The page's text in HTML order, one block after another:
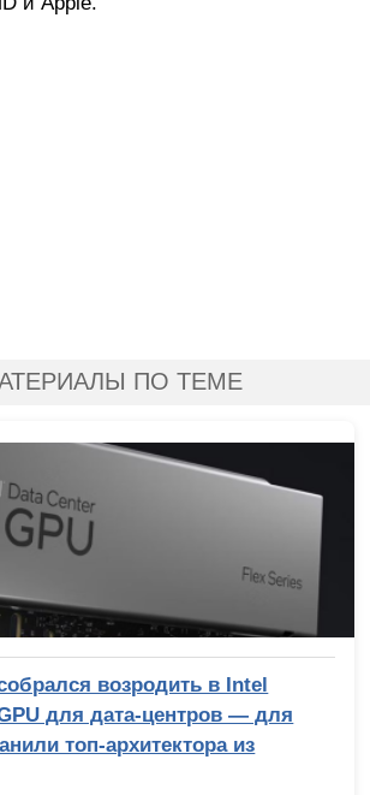
ПО ТЕМЕ
возродить в Intel
для дата-центров — для
топ-архитектора из